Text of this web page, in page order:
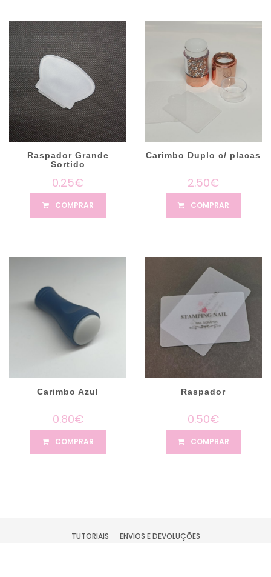
Raspador Grande
Sortido
0.25€
COMPRAR
Carimbo Duplo c/ placas
2.50€
COMPRAR
Carimbo Azul
0.80€
COMPRAR
Raspador
0.50€
COMPRAR
TUTORIAIS
ENVIOS E DEVOLUÇÕES